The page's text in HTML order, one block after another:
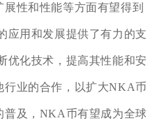
性和性能等方面有望得到
应用和发展提供了有力的支
优化技术，提高其性能和安
行业的合作，以扩大NKA币
普及，NKA币有望成为全球